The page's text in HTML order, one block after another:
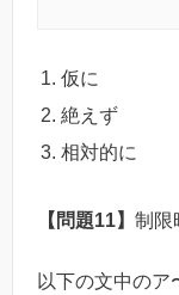
仮に
絶えず
相対的に
【問題11】 制限
以下の文中のア